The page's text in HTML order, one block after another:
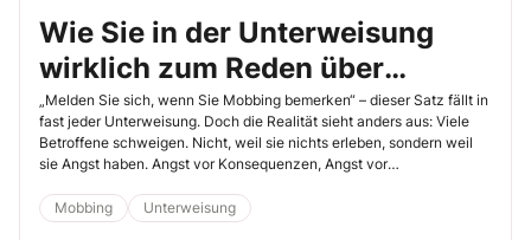
Wie Sie in der Unterweisung
wirklich zum Reden über
Mobbing ermutigen
„Melden Sie sich, wenn Sie Mobbing bemerken“ – dieser Satz fällt in
fast jeder Unterweisung. Doch die Realität sieht anders aus: Viele
Betroffene schweigen. Nicht, weil sie nichts erleben, sondern weil
sie Angst haben. Angst vor Konsequenzen, Angst vor
Ihrer Unterweisung zu einer offenen Gesprächskultur beizutragen,
sind einige Punkte zu beachten.
Mobbing Unterweisung